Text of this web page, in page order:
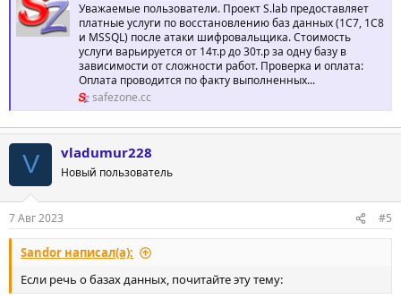
Уважаемые пользователи. Проект S.lab предоставляет
платные услуги по восстановлению баз данных (1С7, 1C8
и MSSQL) после атаки шифровальщика. Стоимость
услуги варьируется от 14т.р до 30т.р за одну базу в
зависимости от сложности работ. Проверка и оплата:
Оплата проводится по факту выполненных...
safezone.cc
V vladumur228
Новый пользователь
7 Авг 2023 #5
Sandor написал(а):
Если речь о базах данных, почитайте эту тему: